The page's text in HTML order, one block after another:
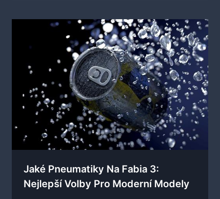
Jaké Pneumatiky Na Fabia 3:
Nejlepší Volby Pro Moderní Modely